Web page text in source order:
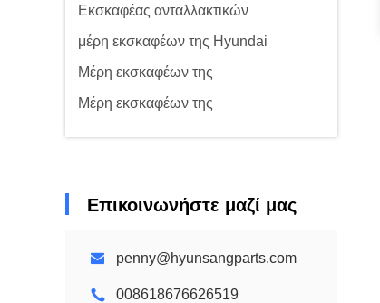
Εκσκαφέας ανταλλακτικών
μέρη εκσκαφέων της Hyundai
Μέρη εκσκαφέων της
Μέρη εκσκαφέων της
Επικοινωνήστε μαζί μας
penny@hyunsangparts.com
008618676626519